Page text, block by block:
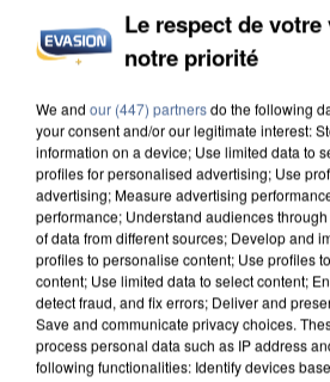
UN SECOND CADRE DE LA DZ
INTERPELLÉ EN ALGÉRIE
Le respect de
notre priorité
We and our (447) partnersdo the following
your consent and/or our legitimate interest:
information on a device; Use limited data to
profiles for personalised advertising; Use
advertising; Measure advertising
performance; Understand audiences
of data from different sources; Develop and
profiles to personalise content; Use profiles
content; Use limited data to select content;
detect fraud, and fix errors; Deliver and
Save and communicate privacy choices.
process personal data such as IP address
following functionalities: Identify devices